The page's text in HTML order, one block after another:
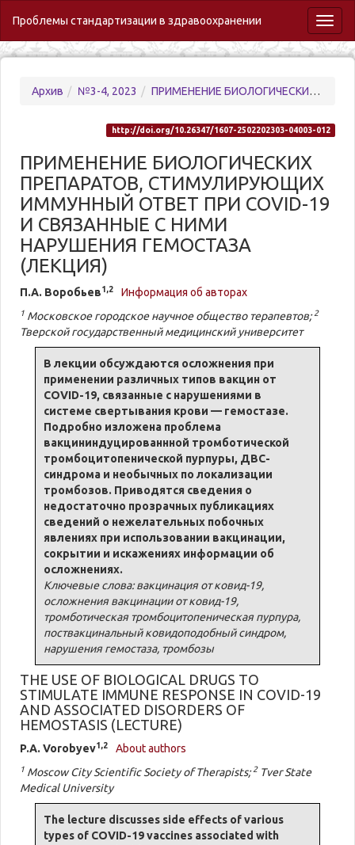
Проблемы стандартизации в здравоохранении
Архив №3-4, 2023 ПРИМЕНЕНИЕ БИОЛОГИЧЕСКИХ ПРЕПАРАТОВ, СТИМУЛИРУЮЩИХ ИММУННЫЙ ОТВЕТ ПРИ COVID-19 И СВЯЗАННЫЕ С НИМИ НАРУШЕНИЯ ГЕМОСТАЗА (ЛЕКЦИЯ)
http://doi.org/10.26347/1607-2502202303-04003-012
ПРИМЕНЕНИЕ БИОЛОГИЧЕСКИХ
ПРЕПАРАТОВ, СТИМУЛИРУЮЩИХ
ИММУННЫЙ ОТВЕТ ПРИ COVID-19
И СВЯЗАННЫЕ С НИМИ
НАРУШЕНИЯ ГЕМОСТАЗА
(ЛЕКЦИЯ)
П.А. Воробьев1,2 Информация об авторах
1 Московское городское научное общество терапевтов;2
Тверской государственный медицинский университет
В лекции обсуждаются осложнения при
применении различных типов вакцин от
COVID-19, связанные с нарушениями в
системе свертывания крови — гемостазе.
Подробно изложена проблема
вакцининдуцированнной тромботической
тромбоцитопенической пурпуры, ДВС-
синдрома и необычных по локализации
тромбозов. Приводятся сведения о
недостаточно прозрачных публикациях
сведений о нежелательных побочных
явлениях при использовании вакцинации,
сокрытии и искажениях информации об
осложнениях.
Ключевые слова: вакцинация от ковид-19,
осложнения вакцинации от ковид-19,
тромботическая тромбоцитопеническая пурпура,
поствакцинальный ковидоподобный синдром,
нарушения гемостаза, тромбозы
THE USE OF BIOLOGICAL DRUGS TO
STIMULATE IMMUNE RESPONSE IN COVID-19
AND ASSOCIATED DISORDERS OF
HEMOSTASIS (LECTURE)
P.A. Vorobyev1,2 About authors
1 Moscow City Scientific Society of Therapists;2Tver State
Medical University
The lecture discusses side effects of various
types of COVID-19 vaccines associated with